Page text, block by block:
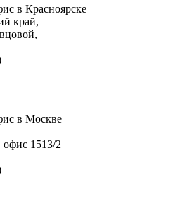
в Красноярске
край,
в Москве
офис 1513/2